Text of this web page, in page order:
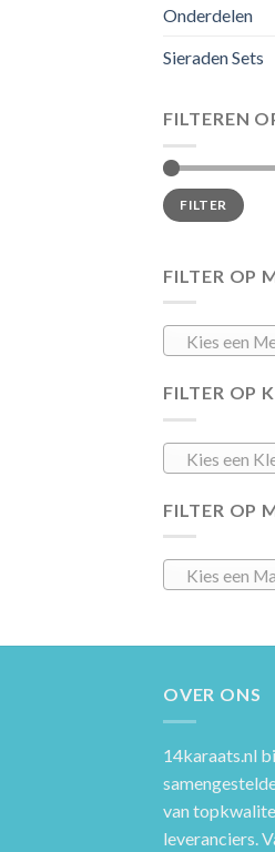
Onderdelen
Sieraden Sets
FILTEREN
Min.
prijs
Max.
prijsFILTER
FILTER OP
Kies een
FILTER OP
Kies een
FILTER OP
Kies een
OVER ONS
14karaats.nl
van
leveranciers.